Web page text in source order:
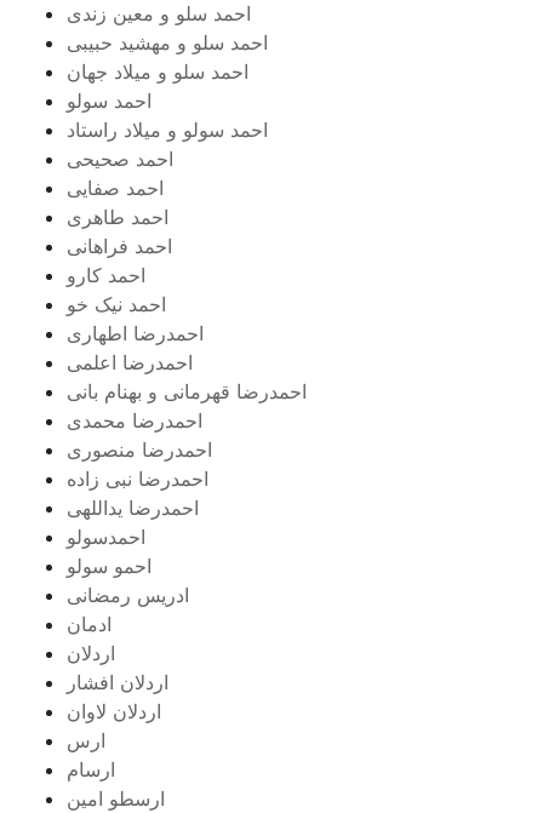
احمد سلو و معین زندی
احمد سلو و مهشید حبیبی
احمد سلو و میلاد جهان
احمد سولو
احمد سولو و میلاد راستاد
احمد صحیحی
احمد صفایی
احمد طاهری
احمد فراهانی
احمد کارو
احمد نیک خو
احمدرضا اطهاری
احمدرضا اعلمی
احمدرضا قهرمانی و بهنام بانی
احمدرضا محمدی
احمدرضا منصوری
احمدرضا نبی زاده
احمدرضا یداللهی
احمدسولو
احمو سولو
ادریس رمضانی
ادمان
اردلان
اردلان افشار
اردلان لاوان
ارس
ارسام
ارسطو امین